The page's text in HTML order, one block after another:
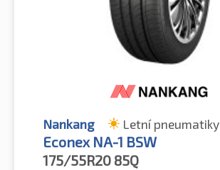
Nankang Letní pneumatiky
Econex NA-1 BSW
175/55R20 85Q